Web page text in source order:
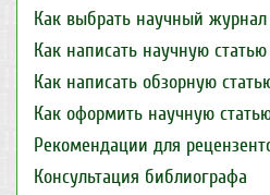
Как выбрать научный журнал
Как написать научную статью
Как написать обзорную
Как оформить научную
Рекомендации для
Консультация библиографа